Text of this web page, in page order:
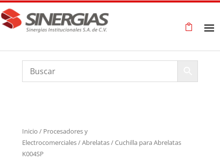
Inicio / Procesadores y
Electrocomerciales/Abrelatas/ Cuchilla para Abrelatas
K004SP